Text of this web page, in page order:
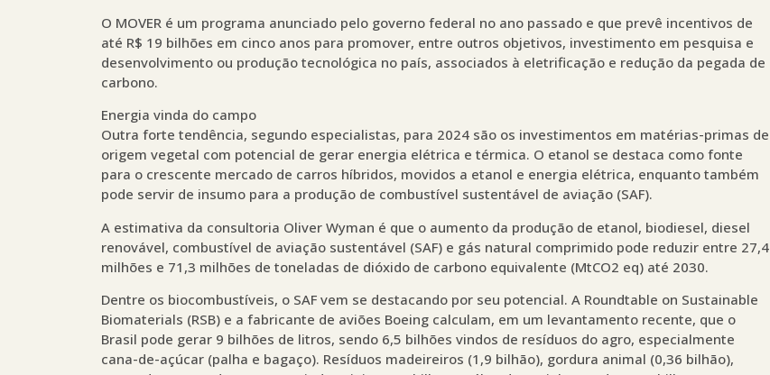
O MOVER é um programa anunciado pelo governo federal no ano passado e que prevê incentivos de
até R$ 19 bilhões em cinco anos para promover, entre outros objetivos, investimento em pesquisa e
desenvolvimento ou produção tecnológica no país, associados à eletrificação e redução da pegada de
carbono.
Energia vinda do campo
Outra forte tendência, segundo especialistas, para 2024 são os investimentos em matérias-primas de
origem vegetal com potencial de gerar energia elétrica e térmica. O etanol se destaca como fonte
para o crescente mercado de carros híbridos, movidos a etanol e energia elétrica, enquanto também
pode servir de insumo para a produção de combustível sustentável de aviação (SAF).
A estimativa da consultoria Oliver Wyman é que o aumento da produção de etanol, biodiesel, diesel
renovável, combustível de aviação sustentável (SAF) e gás natural comprimido pode reduzir entre 27,4
milhões e 71,3 milhões de toneladas de dióxido de carbono equivalente (MtCO2 eq) até 2030.
Dentre os biocombustíveis, o SAF vem se destacando por seu potencial. A Roundtable on Sustainable
Biomaterials (RSB) e a fabricante de aviões Boeing calculam, em um levantamento recente, que o
Brasil pode gerar 9 bilhões de litros, sendo 6,5 bilhões vindos de resíduos do agro, especialmente
cana-de-açúcar (palha e bagaço). Resíduos madeireiros (1,9 bilhão), gordura animal (0,36 bilhão),